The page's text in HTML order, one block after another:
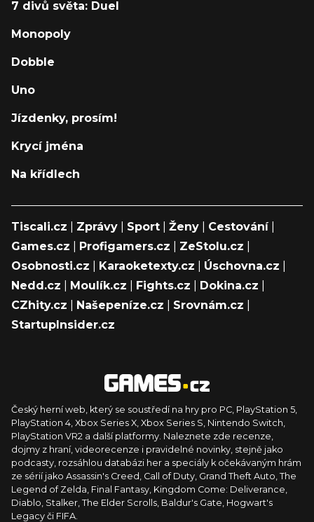
7 divů světa: Duel
Monopoly
Dobble
Uno
Jízdenky, prosím!
Krycí jména
Na křídlech
Tiscali.cz Zprávy Sport Ženy Cestování|
Games.cz
Profigamers.cz ZeStolu.cz
Osobnosti.cz
Karaoketexty.cz Úschovna.cz
Nedd.cz
Moulík.cz Fights.cz Dokina.cz
CZhity.cz
Našepeníze.cz Srovnám.cz
StartupInsider.cz
Český herní web, který se soustředí na hry pro PC, PlayStation 5,
PlayStation 4, Xbox Series X, Xbox Series S, Nintendo Switch,
PlayStation VR2 a další platformy. Naleznete zde recenze,
dojmy z hraní, videorecenze i pravidelné novinky, stejně jako
podcasty, rozsáhlou databázi her a speciály k očekávaným hrám
ze sérií jako Assassin's Creed, Call of Duty, Grand Theft Auto, The
Legend of Zelda, Final Fantasy, Kingdom Come: Deliverance,
Diablo, Stalker, The Elder Scrolls, Baldur's Gate, Hogwart's
Legacy či FIFA.